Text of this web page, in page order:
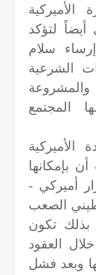
الأميركية
أيضاً لتؤكد
سلام
الشرعية
والمشروعة
المجتمع
الأميركية
بإمكانها
أميركي -
الصعب
بذلك تكون
العقود
وبعد فشل